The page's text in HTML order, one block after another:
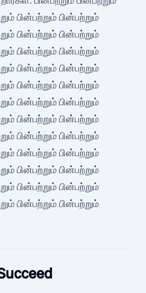
பின்பற்றும் பின்பற்றும்
பின்பற்றும் பின்பற்றும்
பின்பற்றும் பின்பற்றும்
பின்பற்றும் பின்பற்றும்
பின்பற்றும் பின்பற்றும்
பின்பற்றும் பின்பற்றும்
பின்பற்றும் பின்பற்றும்
பின்பற்றும் பின்பற்றும்
பின்பற்றும் பின்பற்றும்
பின்பற்றும் பின்பற்றும்
பின்பற்றும் பின்பற்றும்
பின்பற்றும் பின்பற்றும்